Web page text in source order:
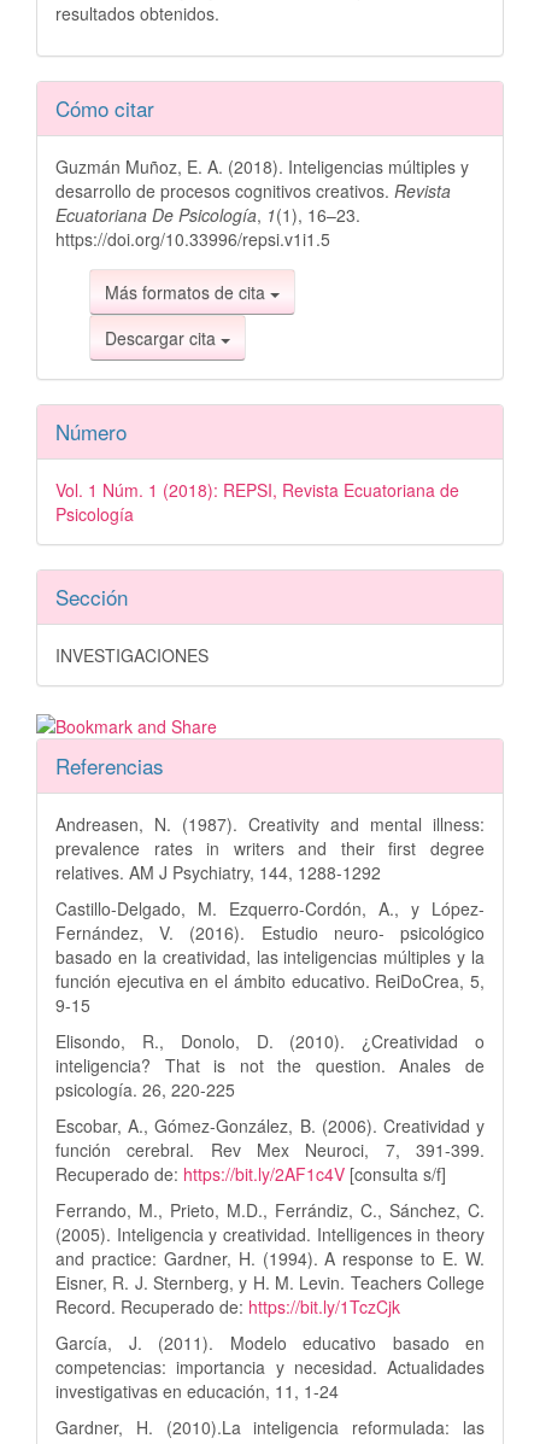
resultados obtenidos.
Detalles
del
artículo
Cómo citar
Guzmán Muñoz, E. A. (2018). Inteligencias múltiples y
desarrollo de procesos cognitivos creativos. Revista
Ecuatoriana De Psicología, 1(1), 16–23.
https://doi.org/10.33996/repsi.v1i1.5
Más formatos de cita
Descargar cita
Número
Vol. 1 Núm. 1 (2018): REPSI, Revista Ecuatoriana de
Psicología
Sección
INVESTIGACIONES
Referencias
Andreasen, N. (1987). Creativity and mental illness:
prevalence rates in writers and their first degree
relatives. AM J Psychiatry, 144, 1288-1292
Castillo-Delgado, M. Ezquerro-Cordón, A., y López-
Fernández, V. (2016). Estudio neuro- psicológico
basado en la creatividad, las inteligencias múltiples y la
función ejecutiva en el ámbito educativo. ReiDoCrea, 5,
9-15
Elisondo, R., Donolo, D. (2010). ¿Creatividad o
inteligencia? That is not the question. Anales de
psicología. 26, 220-225
Escobar, A., Gómez-González, B. (2006). Creatividad y
función cerebral. Rev Mex Neuroci, 7, 391-399.
Recuperado de: https://bit.ly/2AF1c4V [consulta s/f]
Ferrando, M., Prieto, M.D., Ferrándiz, C., Sánchez, C.
(2005). Inteligencia y creatividad. Intelligences in theory
and practice: Gardner, H. (1994). A response to E. W.
Eisner, R. J. Sternberg, y H. M. Levin. Teachers College
Record. Recuperado de: https://bit.ly/1TczCjk
García, J. (2011). Modelo educativo basado en
competencias: importancia y necesidad. Actualidades
investigativas en educación, 11, 1-24
Gardner, H. (2010).La inteligencia reformulada: las